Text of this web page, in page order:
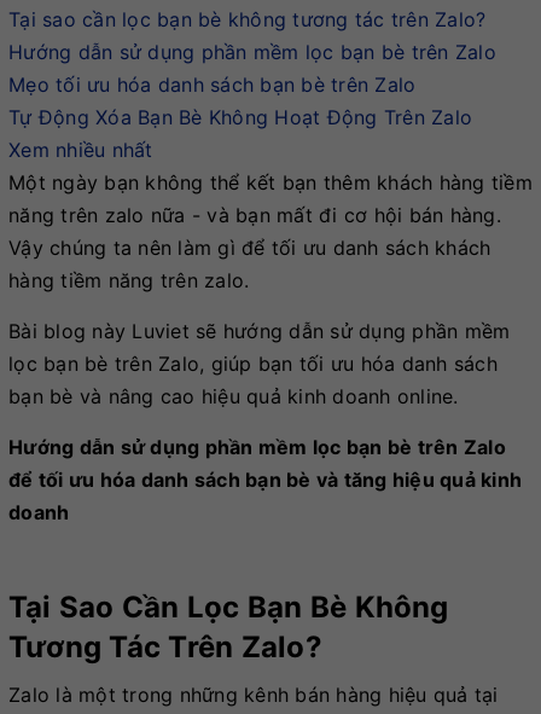
Tại sao cần lọc bạn bè không tương tác trên Zalo?
Hướng dẫn sử dụng phần mềm lọc bạn bè trên Zalo
Mẹo tối ưu hóa danh sách bạn bè trên Zalo
Tự Động Xóa Bạn Bè Không Hoạt Động Trên Zalo
Xem nhiều nhất
Một ngày bạn không thể kết bạn thêm khách hàng tiềm
năng trên zalo nữa - và bạn mất đi cơ hội bán hàng.
Vậy chúng ta nên làm gì để tối ưu danh sách khách
hàng tiềm năng trên zalo.
Bài blog này Luviet sẽ hướng dẫn sử dụng phần mềm
lọc bạn bè trên Zalo, giúp bạn tối ưu hóa danh sách
bạn bè và nâng cao hiệu quả kinh doanh online.
Hướng dẫn sử dụng phần mềm lọc bạn bè trên Zalo
để tối ưu hóa danh sách bạn bè và tăng hiệu quả kinh
doanh
Tại Sao Cần Lọc Bạn Bè Không
Tương Tác Trên Zalo?
Zalo là một trong những kênh bán hàng hiệu quả tại